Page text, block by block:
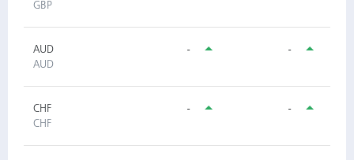
GBP
AUD
AUD
- -
CHF
CHF
- -